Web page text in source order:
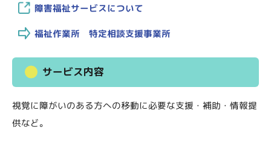
障害福祉サービスについて
福祉作業所 特定相談支援事業所
サービス内容
視覚に障がいのある方への移動に必要な支援・補助・情報提
供など。